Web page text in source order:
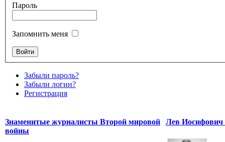
Пароль
Запомнить меня
Забыли пароль?
Забыли логин?
Регистрация
Знаменитые журналисты Второй мировой
войны
Лев Иосифович